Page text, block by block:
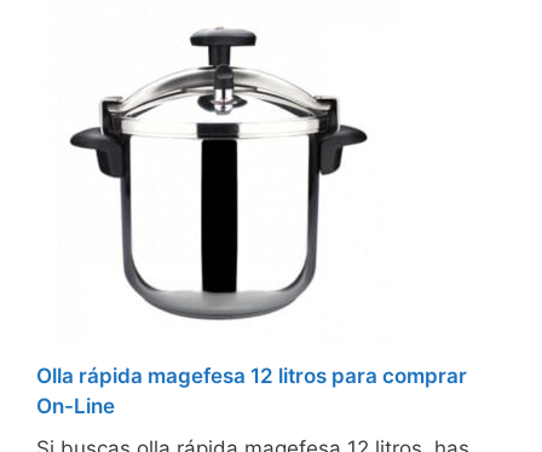
Olla rápida magefesa 12 litros para comprar
On-Line